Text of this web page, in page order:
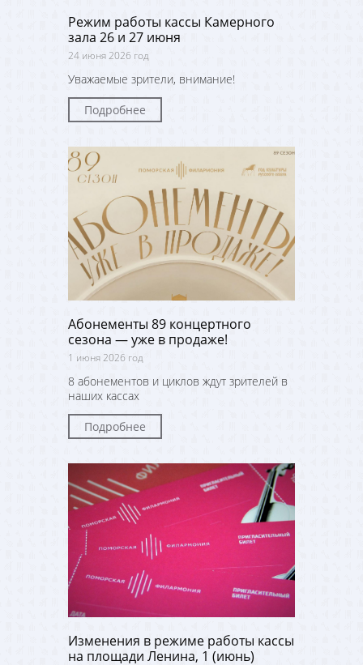
Режим работы кассы Камерного
зала 26 и 27 июня
24 июня 2026 год
Уважаемые зрители, внимание!
Подробнее
Абонементы 89 концертного
сезона — уже в продаже!
1 июня 2026 год
8 абонементов и циклов ждут зрителей в
наших кассах
Подробнее
Изменения в режиме работы кассы
на площади Ленина, 1 (июнь)